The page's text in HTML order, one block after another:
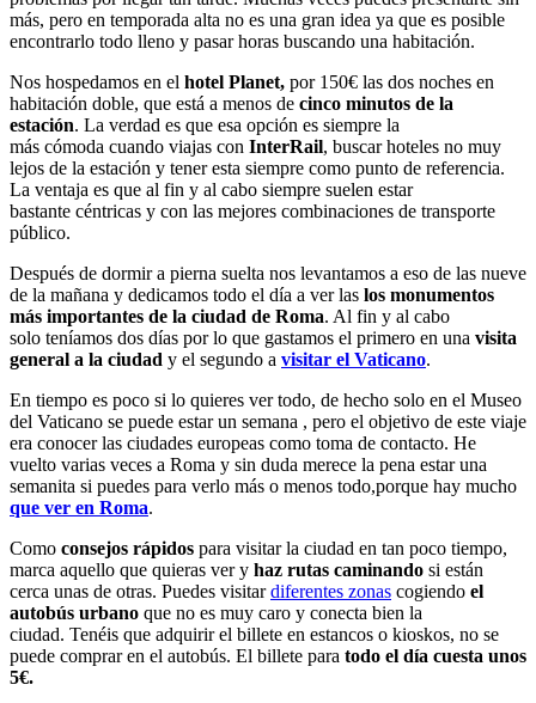
más, pero en temporada alta no es una gran idea ya que es posible
encontrarlo todo lleno y pasar horas buscando una habitación.
Nos hospedamos en el hotel Planet, por 150€ las dos noches en
habitación doble, que está a menos de cinco minutos de la
estación. La verdad es que esa opción es siempre la
más cómoda cuando viajas con InterRail, buscar hoteles no muy
lejos de la estación y tener esta siempre como punto de referencia.
La ventaja es que al fin y al cabo siempre suelen estar
bastante céntricas y con las mejores combinaciones de transporte
público.
Después de dormir a pierna suelta nos levantamos a eso de las nueve
de la mañana y dedicamos todo el día a ver las los monumentos
más importantes de la ciudad de Roma. Al fin y al cabo
solo teníamos dos días por lo que gastamos el primero en una visita
general a la ciudad y el segundo a visitar el Vaticano.
En tiempo es poco si lo quieres ver todo, de hecho solo en el Museo
del Vaticano se puede estar un semana , pero el objetivo de este viaje
era conocer las ciudades europeas como toma de contacto. He
vuelto varias veces a Roma y sin duda merece la pena estar una
semanita si puedes para verlo más o menos todo,porque hay mucho
que ver en Roma.
Como consejos rápidos para visitar la ciudad en tan poco tiempo,
marca aquello que quieras ver y haz rutas caminando si están
cerca unas de otras. Puedes visitardiferentes zonas cogiendo el
autobús urbano que no es muy caro y conecta bien la
ciudad. Tenéis que adquirir el billete en estancos o kioskos, no se
puede comprar en el autobús. El billete para todo el día cuesta unos
5€.